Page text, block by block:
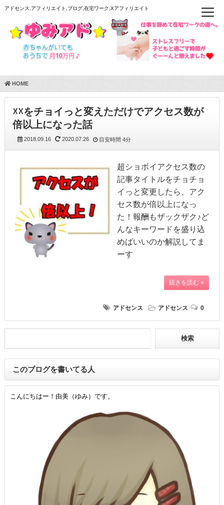
アドセンス,アフィリエイト,ブログ,在宅ワーク,Xアフィリエイト
HOME
☓☓をチョイっと変えただけでアクセス数が
倍以上になった話
2018.09.16 2020.07.26 目安時間 4分
超ショボイアクセス数の
記事タイトルをチョチョ
イっと変更したら、アク
セス数が倍以上になっ
た！報酬もザックザク♪ど
んなキーワードを盛り込
めばいいのか解説してま
ーす
続きを読む »
アドセンス アドセンス 0
このブログを書いてる人
こんにちはー！由美（ゆみ）です。